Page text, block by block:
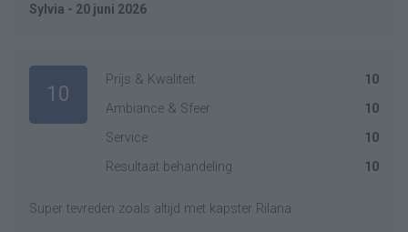
Sylvia - 20 juni 2026
10
Prijs & Kwaliteit
10
Ambiance & Sfeer
10
Service
10
Resultaat behandeling
10
Super tevreden zoals altijd met kapster Rilana.